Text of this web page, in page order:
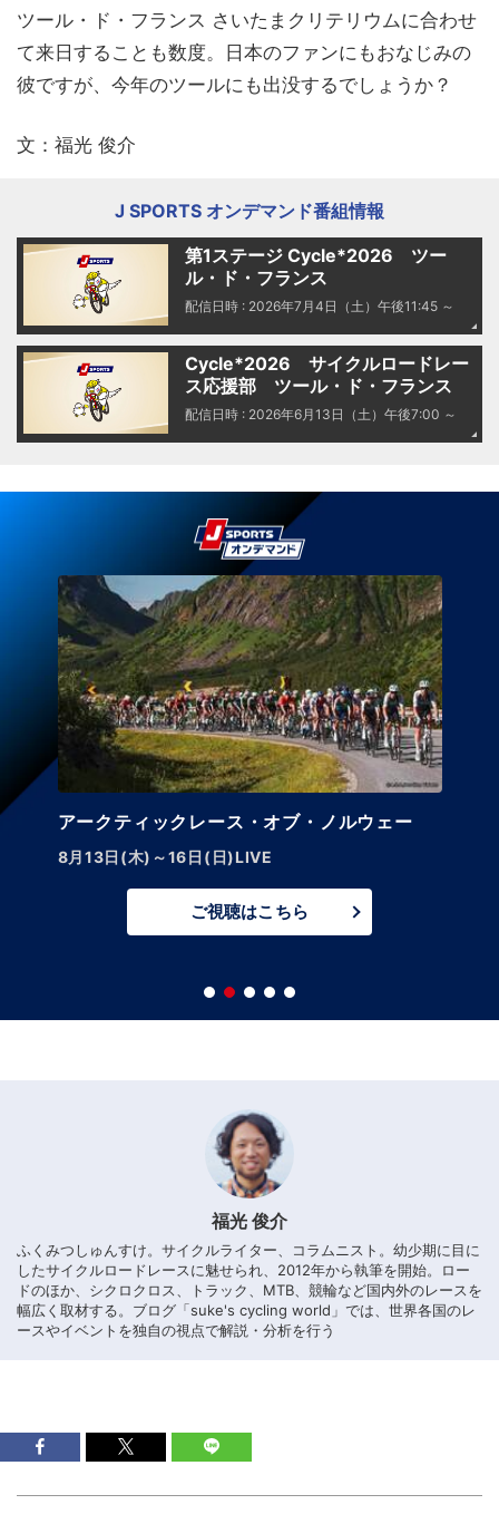
ツール・ド・フランス さいたまクリテリウムに合わせ
て来日することも数度。日本のファンにもおなじみの
彼ですが、今年のツールにも出没するでしょうか？
文：福光 俊介
J SPORTS オンデマンド番組情報
第1ステージ Cycle*2026 ツー
ル・ド・フランス
配信日時 : 2026年7月4日（土）午後11:45 ～
Cycle*2026 サイクルロードレー
ス応援部 ツール・ド・フランス
配信日時 : 2026年6月13日（土）午後7:00 ～
アークティックレース・オブ・ノルウェー
8月13日(木)～16日(日)LIVE
ご視聴はこちら
福光 俊介
ふくみつしゅんすけ。サイクルライター、コラムニスト。幼少期に目に
したサイクルロードレースに魅せられ、2012年から執筆を開始。ロー
ドのほか、シクロクロス、トラック、MTB、競輪など国内外のレースを
幅広く取材する。ブログ「suke's cycling world」では、世界各国のレ
ースやイベントを独自の視点で解説・分析を行う